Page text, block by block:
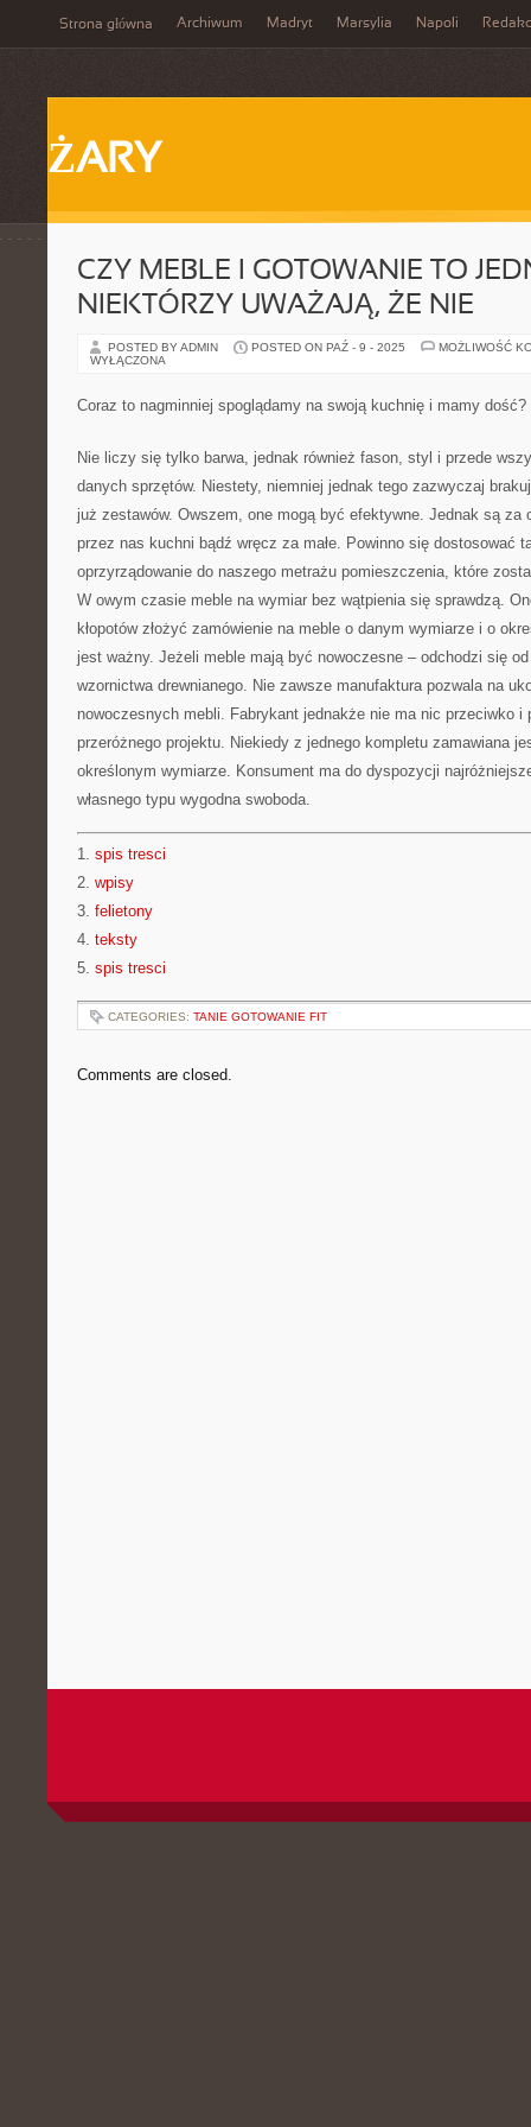
Strona główna Archiwum Madryt Marsylia Napoli
ŻARY
CZY MEBLE I GOTOWANIE TO
NIEKTÓRZY UWAŻAJĄ, ŻE NIE
POSTED BY ADMIN POSTED ON PAŹ - 9 - 2025
MOŻLIWOŚĆ
WYŁĄCZONA
Coraz to nagminniej spoglądamy na swoją kuchnię i mamy dość?
Nie liczy się tylko barwa, jednak również fason, styl i przede
danych sprzętów. Niestety, niemniej jednak tego zazwyczaj
już zestawów. Owszem, one mogą być efektywne. Jednak są za
przez nas kuchni bądź wręcz za małe. Powinno się dostosować
oprzyrządowanie do naszego metrażu pomieszczenia, które
W owym czasie meble na wymiar bez wątpienia się sprawdzą.
kłopotów złożyć zamówienie na meble o danym wymiarze i o
jest ważny. Jeżeli meble mają być nowoczesne – odchodzi się
wzornictwa drewnianego. Nie zawsze manufaktura pozwala na
nowoczesnych mebli. Fabrykant jednakże nie ma nic przeciwko i
przeróżnego projektu. Niekiedy z jednego kompletu zamawiana
określonym wymiarze. Konsument ma do dyspozycji
własnego typu wygodna swoboda.
1. spis tresci
2. wpisy
3. felietony
4. teksty
5. spis tresci
CATEGORIES: TANIE GOTOWANIE FIT
Comments are closed.